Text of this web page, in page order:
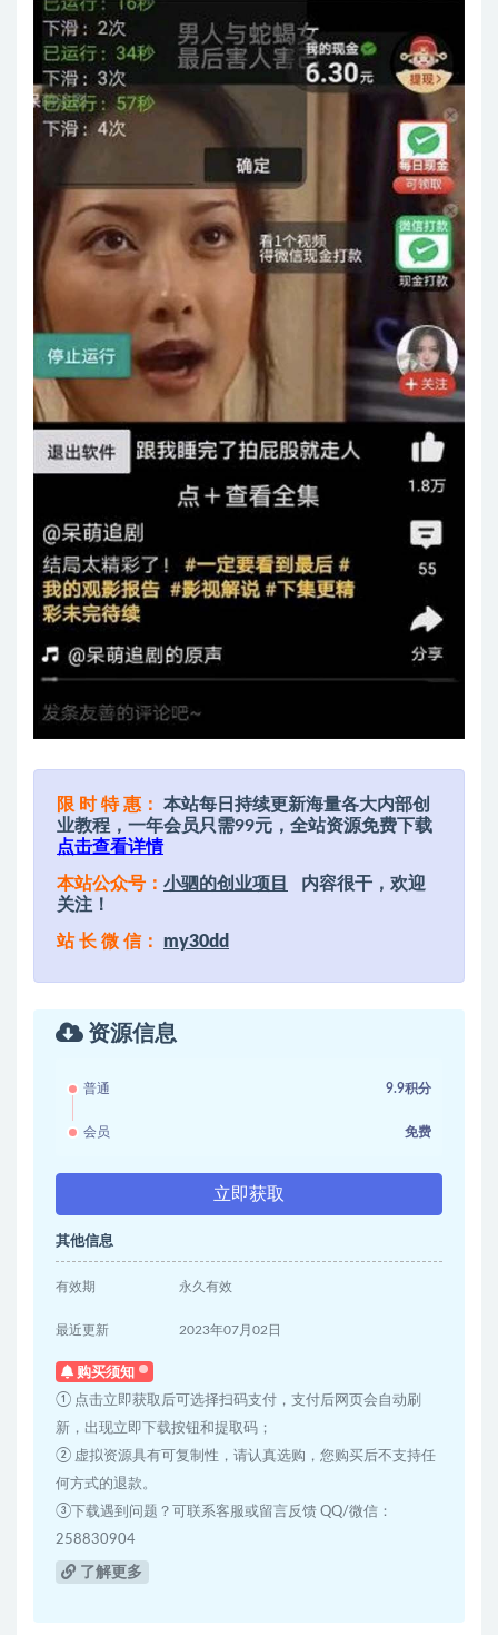
限 时 特 惠：
本站每日持续更新海量各大内部创
业教程，一年会员只需99元，全站资源免费下载
点击查看详情
本站公众号： 小驷的创业项目
内容很干，欢迎
关注！
站 长 微 信： my30dd
资源信息
普通 9.9积分
会员 免费
立即获取
其他信息
有效期 永久有效
最近更新 2023年07月02日
购买须知
① 点击立即获取后可选择扫码支付，支付后网页会自动刷
新，出现立即下载按钮和提取码；
② 虚拟资源具有可复制性，请认真选购，您购买后不支持任
何方式的退款。
③下载遇到问题？可联系客服或留言反馈 QQ/微信：
258830904
了解更多